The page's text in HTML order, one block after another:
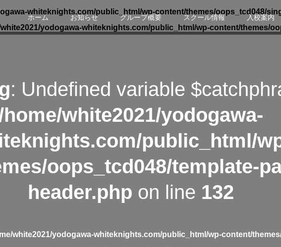
ホーム お知らせ グループ概要 スクール情報 入校案内
whiteknights.com/public_html/wp-content/themes/oops_tcd048/
yodogawa-whiteknights.com/public_html/wp-content/themes/
: Undefined variable
home/white2021/yodogawa-
public_html/
oops_tcd048/template-
header.php on line 132
white2021/yodogawa-whiteknights.com/public_html/wp-content/